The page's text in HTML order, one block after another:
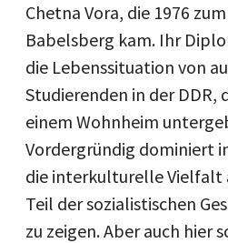
Chetna Vora, die 1976
Babelsberg kam. Ihr
die Lebenssituation von
Studierenden in der DDR,
einem Wohnheim
Vordergründig dominiert
die interkulturelle
Teil der sozialistischen
zu zeigen. Aber auch hier